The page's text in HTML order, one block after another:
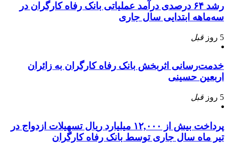
رشد ۶۴ درصدی درآمد عملیاتی بانک رفاه کارگران در
سه‌ماهه ابتدایی سال جاری
5 روز قبل
خدمت‌رسانی اثربخش بانک رفاه کارگران به زائران
اربعین حسینی
5 روز قبل
پرداخت بیش از ۱۲,۰۰۰ میلیارد ریال تسهیلات ازدواج در
تیر ماه سال جاری توسط بانک رفاه کارگران